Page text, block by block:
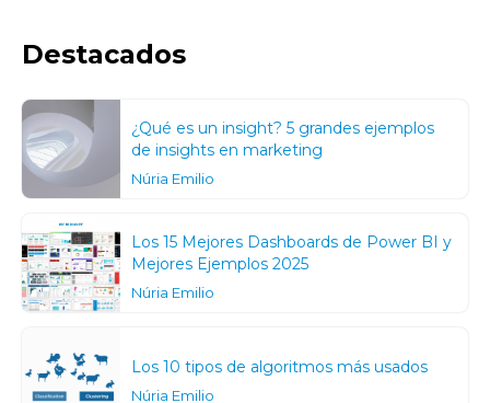
Destacados
¿Qué es un insight? 5 grandes ejemplos
de insights en marketing
Núria Emilio
Los 15 Mejores Dashboards de Power BI y
Mejores Ejemplos 2025
Núria Emilio
Los 10 tipos de algoritmos más usados
Núria Emilio